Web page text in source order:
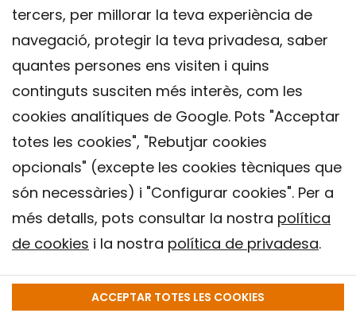
tercers, per millorar la teva experiència de
navegació, protegir la teva privadesa, saber
quantes persones ens visiten i quins
continguts susciten més interès, com les
cookies analítiques de Google. Pots "Acceptar
totes les cookies", "Rebutjar cookies
opcionals" (excepte les cookies tècniques que
són necessàries) i "Configurar cookies". Per a
més detalls, pots consultar la nostra política
de cookies i la nostra política de privadesa.
ACCEPTAR TOTES LES COOKIES
Contacte
Política de privacitat
Política de Cookies
Institut de Salut Global de Barcelona (ISGlobal), 2018.